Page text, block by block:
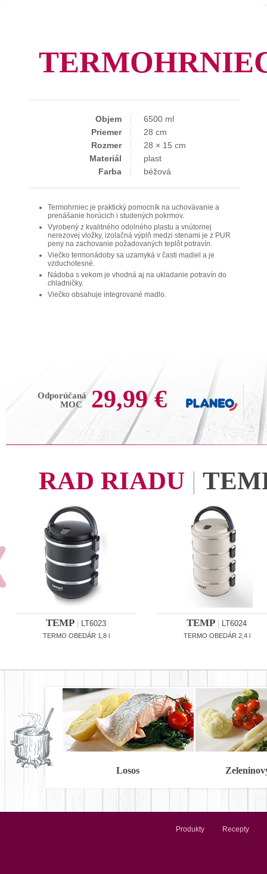
Objem
6500 ml
Priemer
28 cm
Rozmer
28 × 15 cm
Materiál
plast
Farba
béžová
Termohrniec je praktický pomocník na uchovávanie a
prenášanie horúcich i studených pokrmov.
Vyrobený z kvalitného odolného plastu a vnútornej
nerezovej vložky, izolačná výplň medzi stenami je z PUR
peny na zachovanie požadovaných teplôt potravín.
Viečko termonádoby sa uzamyká v časti madiel a je
vzduchotesné.
Nádoba s vekom je vhodná aj na ukladanie potravín do
chladničky.
Viečko obsahuje integrované madlo.
Odporúčaná
MOC
29,99 €
RAD RIADU |
TEMP LT6023
TERMO OBEDÁR 1,8 l
TEMP LT6024
TERMO OBEDÁR 2,4 l
Losos
Produkty Recepty